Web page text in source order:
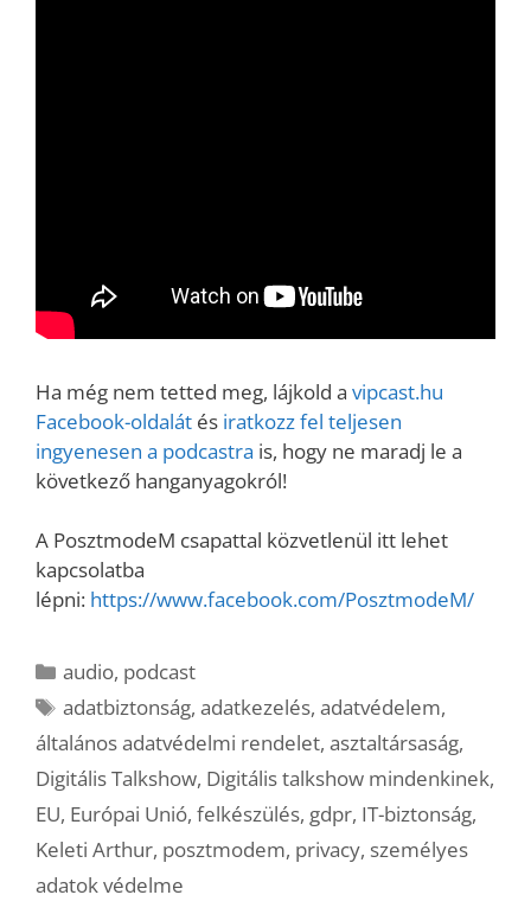
Ha még nem tetted meg, lájkold a vipcast.hu
Facebook-oldalát és iratkozz fel teljesen
ingyenesen a podcastra is, hogy ne maradj le a
következő hanganyagokról!
A PosztmodeM csapattal közvetlenül itt lehet
kapcsolatba
lépni: https://www.facebook.com/PosztmodeM/
Kategória
audio, podcast
Címkék
adatbiztonság,adatkezelés,adatvédelem,
általános adatvédelmi rendelet, asztaltársaság,
Digitális Talkshow, Digitális talkshow mindenkinek,
EU, Európai Unió, felkészülés, gdpr, IT-biztonság,
Keleti Arthur, posztmodem, privacy, személyes
adatok védelme